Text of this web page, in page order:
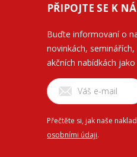
PŘIPOJTE SE K
Buďte informovaní o
novinkách,
akčních nabídkách jako
Přečtěte si, jak naše
osobními údaji.